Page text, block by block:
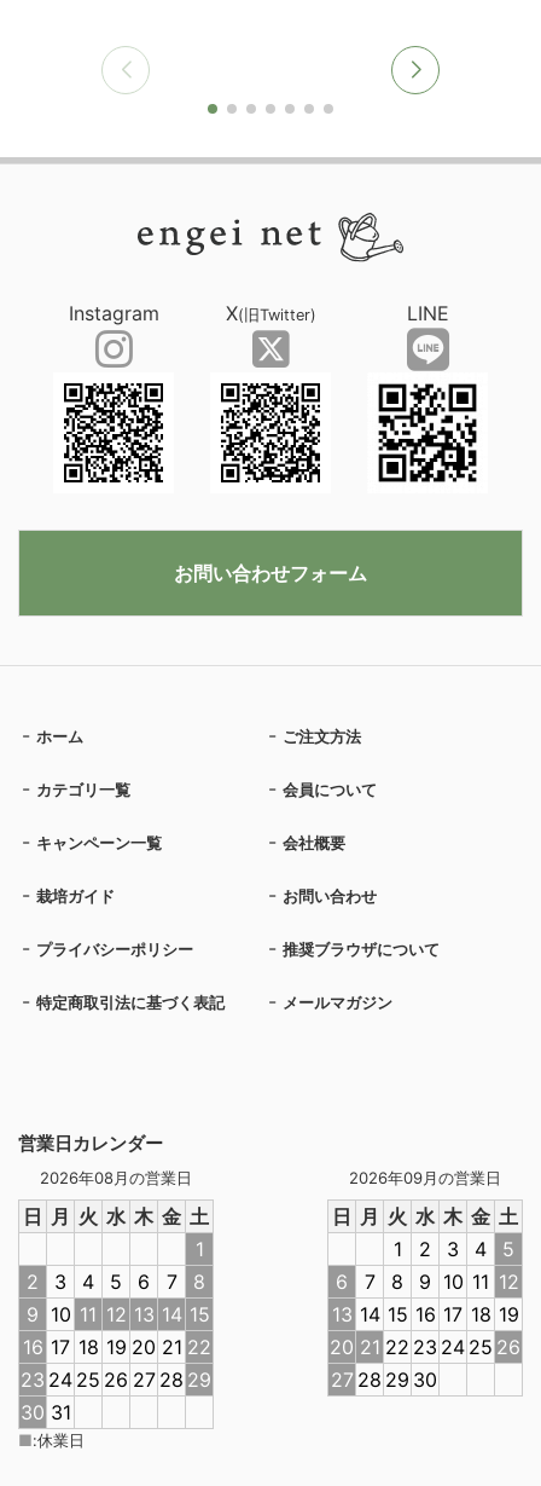
営業日カレンダー
2026年08月の営業日
日 月 火 水 木 金 土
1
2
3 4 5 6 7
8
9 10 11 12 13 14 15
16 17 18 19 20 21 22
23 24 25 26 27 28 29
30 31
2026年09月の営業日
日 月 火 水 木 金 土
1
2 3 4
5
6
7 8 9 10 11 12
13 14 15 16 17 18 19
20 21 22 23 24 25 26
27 28 29 30
■:休業日
ホーム ご注文方法
カテゴリ一覧 会員について
キャンペーン一覧 会社概要
栽培ガイド お問い合わせ
プライバシーポリシー 推奨ブラウザについて
特定商取引法に基づく表記 メールマガジン
Instagram X(旧Twitter) LINE
お問い合わせフォーム